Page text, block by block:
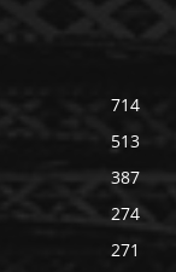
714
513
387
274
271